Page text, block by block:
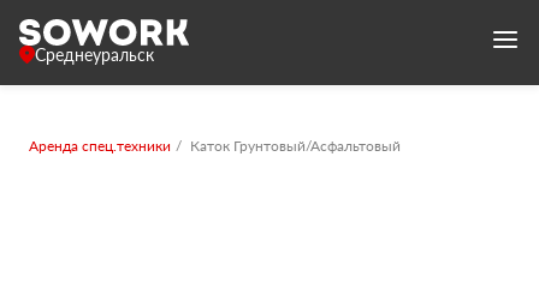
Среднеуральск
Аренда спец.техники Каток Грунтовый/Асфальтовый